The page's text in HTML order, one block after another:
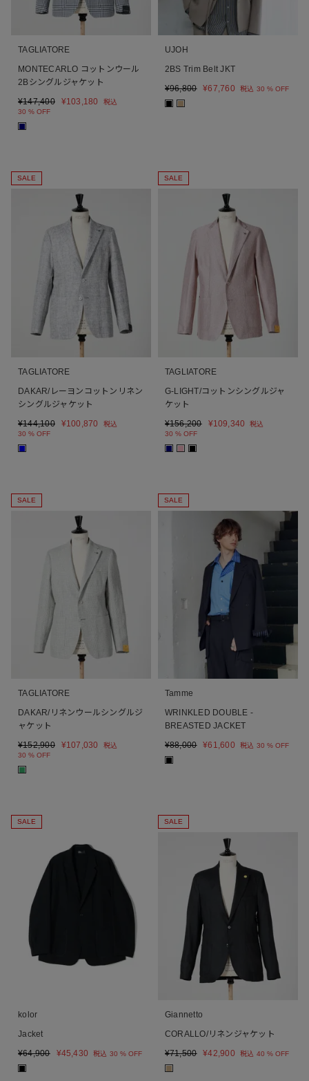
TAGLIATORE
MONTECARLO コットンウール
2Bシングルジャケット
¥147,400 ¥103,180
税込
30 % OFF
UJOH
2BS Trim Belt JKT
¥96,800 ¥67,760 税込 30 % OFF
SALE
TAGLIATORE
DAKAR/レーヨンコットンリネン
シングルジャケット
¥144,100 ¥100,870
税込
30 % OFF
■
SALE
TAGLIATORE
G-LIGHT/コットンシングルジャ
ケット
¥156,200 ¥109,340
税込
30 % OFF
■ ■ ■
SALE
TAGLIATORE
DAKAR/リネンウールシングルジ
ャケット
¥152,900 ¥107,030
税込
30 % OFF
■
SALE
Tamme
WRINKLED DOUBLE -
BREASTED JACKET
¥88,000 ¥61,600 税込 30 % OFF
■
SALE
kolor
Jacket
¥64,900 ¥45,430 税込 30 % OFF
SALE
Giannetto
CORALLO/リネンジャケット
¥71,500 ¥42,900 税込 40 % OFF